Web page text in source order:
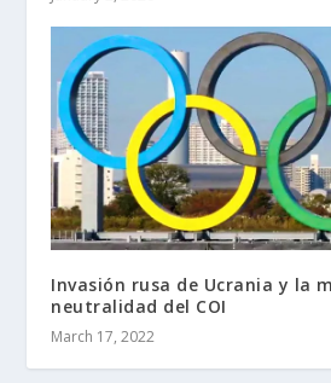
Invasión rusa de Ucrania y la
neutralidad del COI
March 17, 2022